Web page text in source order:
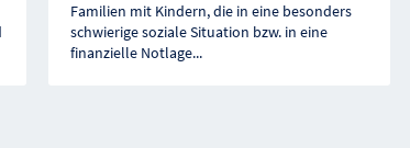
Familien mit Kindern, die in eine besonders
schwierige soziale Situation bzw. in eine
finanzielle Notlage...